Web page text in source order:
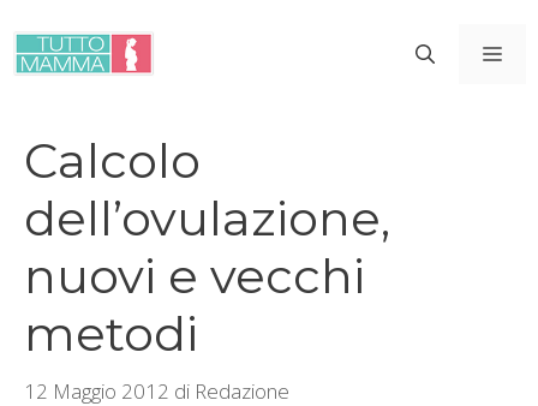
contenuto
Calcolo
dell’ovulazione,
nuovi e vecchi
metodi
12 Maggio 2012 di Redazione